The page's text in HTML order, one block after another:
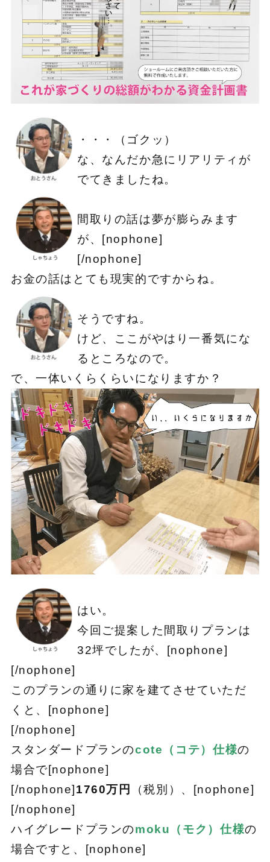
・・・（ゴクッ）
な、なんだか急にリアリティが
でてきましたね。
間取りの話は夢が膨らみます
が、[nophone]
[/nophone]
お金の話はとても現実的ですからね。
そうですね。
けど、ここがやはり一番気にな
るところなので。
で、一体いくらくらいになりますか？
はい。
今回ご提案した間取りプランは
32坪でしたが、[nophone]
[/nophone]
このプランの通りに家を建てさせていただ
くと、[nophone]
[/nophone]
スタンダードプランのcote（コテ）仕様の
場合で[nophone]
[/nophone] 1760万円
（税別）、[nophone]
[/nophone]
ハイグレードプランのmoku（モク）仕様の
場合ですと、[nophone]